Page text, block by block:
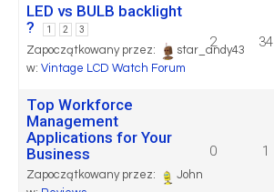
LED vs BULB backlight
?
1 2 3
Zapoczątkowany przez:
star_andy43
w: Vintage LCD Watch Forum
2 34
Top Workforce
Management
Applications for Your
Business
Zapoczątkowany przez:
John
0 1